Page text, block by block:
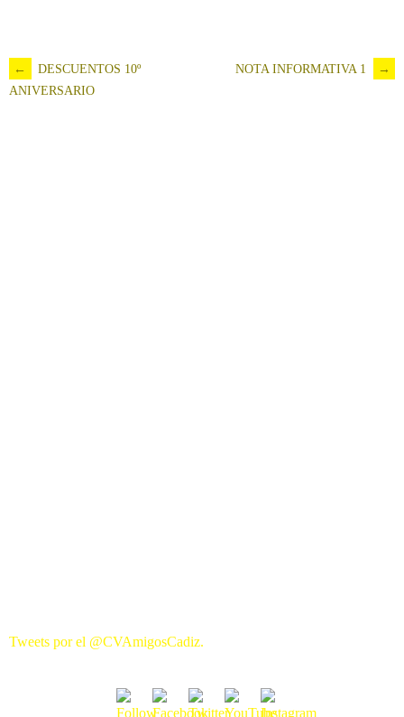
Navegación
de
←
DESCUENTOS 10º
ANIVERSARIO
NOTA INFORMATIVA 1 →
Tweets por el @CVAmigosCadiz.